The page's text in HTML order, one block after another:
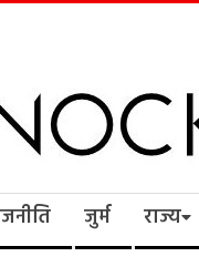
जुर्म राज्य